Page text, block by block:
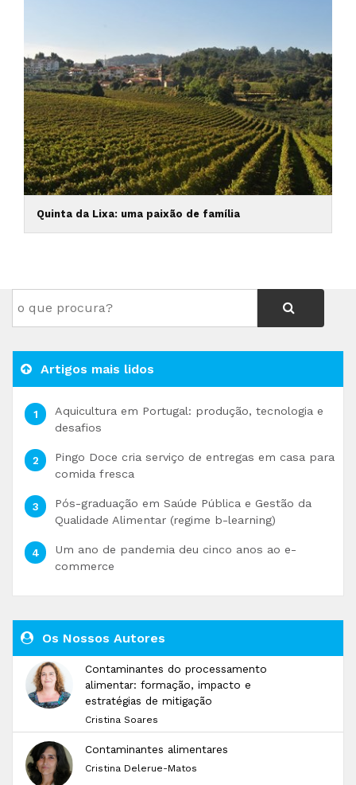
Quinta da Lixa: uma paixão de família
Artigos mais lidos
Aquicultura em Portugal: produção, tecnologia e
desafios
Pingo Doce cria serviço de entregas em casa para
comida fresca
Pós-graduação em Saúde Pública e Gestão da
Qualidade Alimentar (regime b-learning)
Um ano de pandemia deu cinco anos ao e-
commerce
Os Nossos Autores
Contaminantes do processamento
alimentar: formação, impacto e
estratégias de mitigação
Cristina Soares
Contaminantes alimentares
Cristina Delerue-Matos